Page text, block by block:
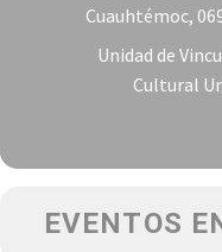
Cuauhtémoc,
Unidad de
Cultural
EVENTOS